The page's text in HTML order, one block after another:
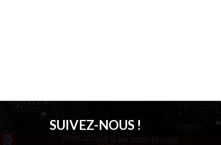
SUIVEZ-NOUS !